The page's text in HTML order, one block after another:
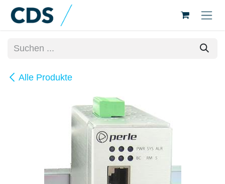
Zum Inhalt springen
Alle Produkte